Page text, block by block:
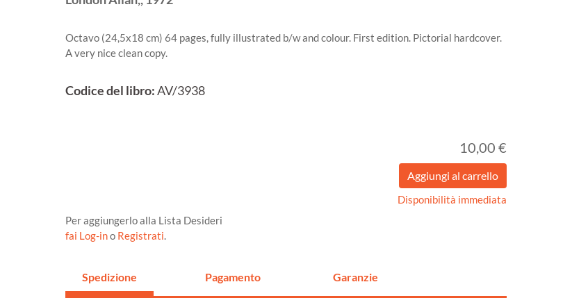
Octavo (24,5x18 cm) 64 pages, fully illustrated b/w and colour. First edition. Pictorial hardcover.
A very nice clean copy.
Codice del libro:AV/3938
10,00 €
Disponibilità immediata
Per aggiungerlo alla Lista Desideri
fai Log-ino Registrati.
Spedizione Pagamento Garanzie